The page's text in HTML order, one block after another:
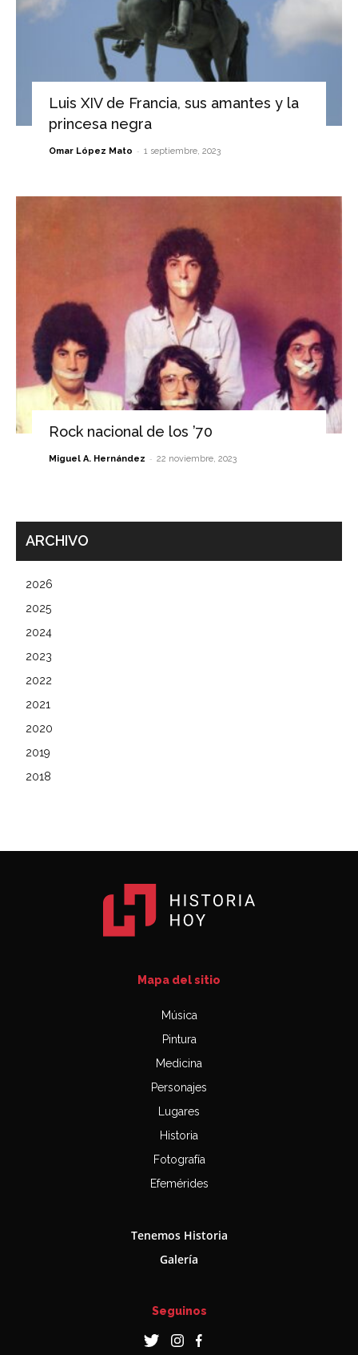
Luis XIV de Francia, sus amantes y la
princesa negra
Omar López Mato - 1 septiembre, 2023
Rock nacional de los ’70
Miguel A. Hernández - 22 noviembre, 2023
ARCHIVO
2026
2025
2024
2023
2022
2021
2020
2019
2018
Mapa del sitio
Música
Pintura
Medicina
Personajes
Lugares
Historia
Fotografía
Efemérides
Tenemos Historia
Galería
Seguinos